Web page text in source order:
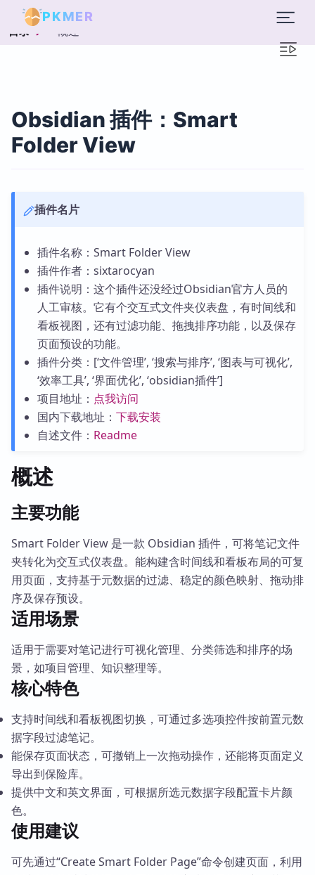
PKMER
目录 概述
Obsidian 插件：Smart
Folder View
插件名片
插件名称：Smart Folder View
插件作者：sixtarocyan
插件说明：这个插件还没经过Obsidian官方人员的
人工审核。它有个交互式文件夹仪表盘，有时间线和
看板视图，还有过滤功能、拖拽排序功能，以及保存
页面预设的功能。
插件分类：[‘文件管理’, ‘搜索与排序’, ‘图表与可视化’,
‘效率工具’, ‘界面优化’, ‘obsidian插件’]
项目地址： 点我访问
国内下载地址： 下载安装
自述文件： Readme
概述
主要功能
Smart Folder View 是一款 Obsidian 插件，可将笔记文件
夹转化为交互式仪表盘。能构建含时间线和看板布局的可复
用页面，支持基于元数据的过滤、稳定的颜色映射、拖动排
序及保存预设。
适用场景
适用于需要对笔记进行可视化管理、分类筛选和排序的场
景，如项目管理、知识整理等。
核心特色
支持时间线和看板视图切换，可通过多选项控件按前置元数
据字段过滤笔记。
能保存页面状态，可撤销上一次拖动操作，还能将页面定义
导出到保险库。
提供中文和英文界面，可根据所选元数据字段配置卡片颜
色。
使用建议
可先通过“Create Smart Folder Page”命令创建页面，利用